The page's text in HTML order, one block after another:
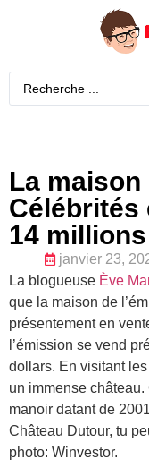
La
Célébrités
14 millions
janvier 23,
La blogueuse Ève
que la maison de
présentement en
l’émission se vend
dollars. En visitant les
un immense
manoir datant de
Château Dutour, tu
photo: Winvestor.